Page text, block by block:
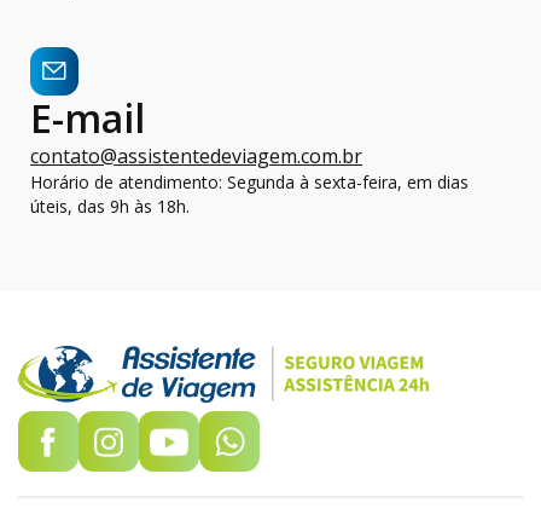
E-mail
contato@assistentedeviagem.com.br
Horário de atendimento: Segunda à sexta-feira, em dias
úteis, das 9h às 18h.